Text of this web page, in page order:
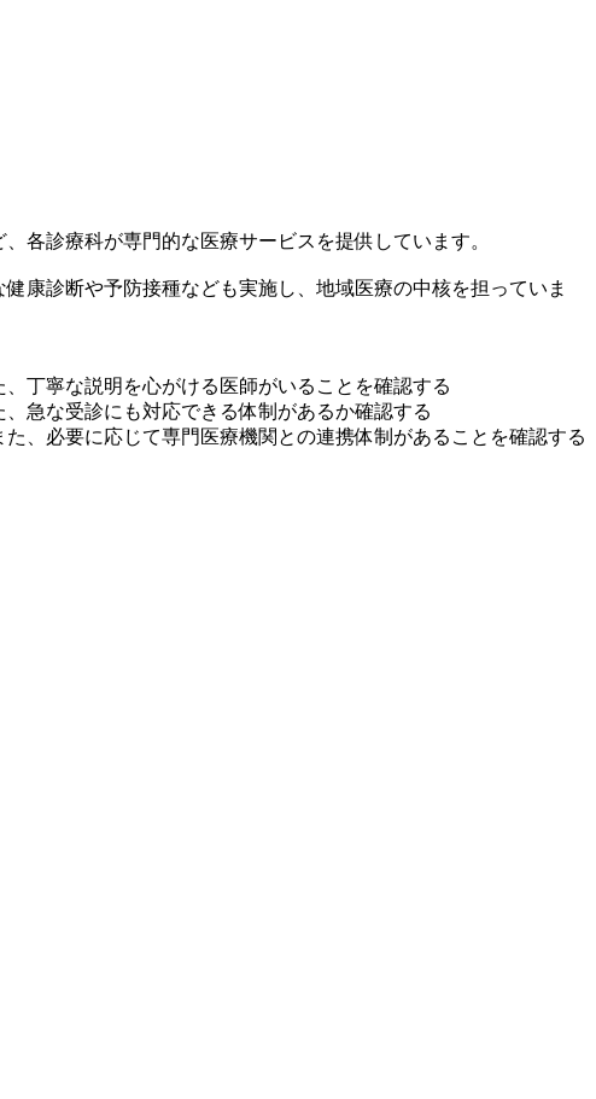
各診療科が専門的な医療サービスを提供しています。
康診断や予防接種なども実施し、地域医療の中核を担っていま
丁寧な説明を心がける医師がいることを確認する
急な受診にも対応できる体制があるか確認する
、必要に応じて専門医療機関との連携体制があることを確認する